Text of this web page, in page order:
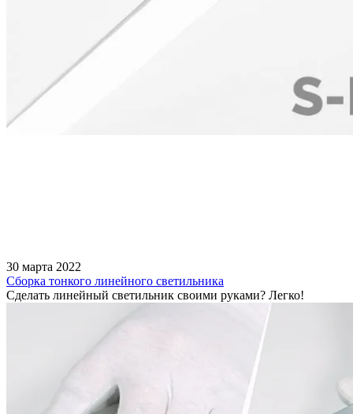
30 марта 2022
Сборка тонкого линейного светильника
Сделать линейный светильник своими руками? Легко!